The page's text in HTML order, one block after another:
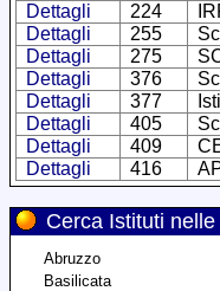
Dettagli
224
Dettagli
255
Dettagli
275
Dettagli
376
Dettagli
377
Dettagli
405
Dettagli
409
Dettagli
416
Cerca Istituti
Abruzzo
Basilicata